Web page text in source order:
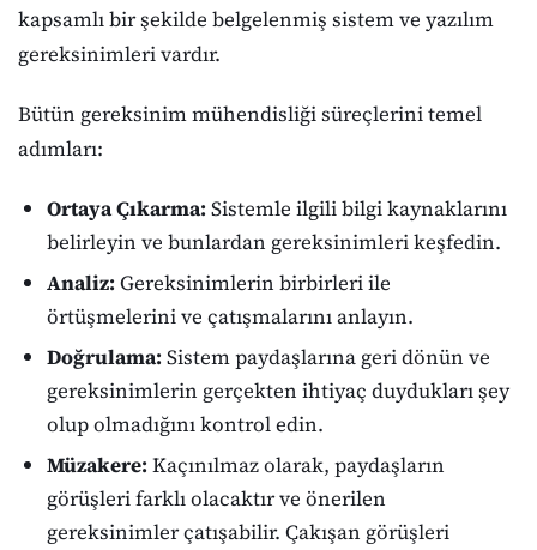
kapsamlı bir şekilde belgelenmiş sistem ve yazılım
gereksinimleri vardır.
Bütün gereksinim mühendisliği süreçlerini temel
adımları:
Ortaya Çıkarma: Sistemle ilgili bilgi kaynaklarını
belirleyin ve bunlardan gereksinimleri keşfedin.
Analiz: Gereksinimlerin birbirleri ile
örtüşmelerini ve çatışmalarını anlayın.
Doğrulama: Sistem paydaşlarına geri dönün ve
gereksinimlerin gerçekten ihtiyaç duydukları şey
olup olmadığını kontrol edin.
Müzakere: Kaçınılmaz olarak, paydaşların
görüşleri farklı olacaktır ve önerilen
gereksinimler çatışabilir. Çakışan görüşleri